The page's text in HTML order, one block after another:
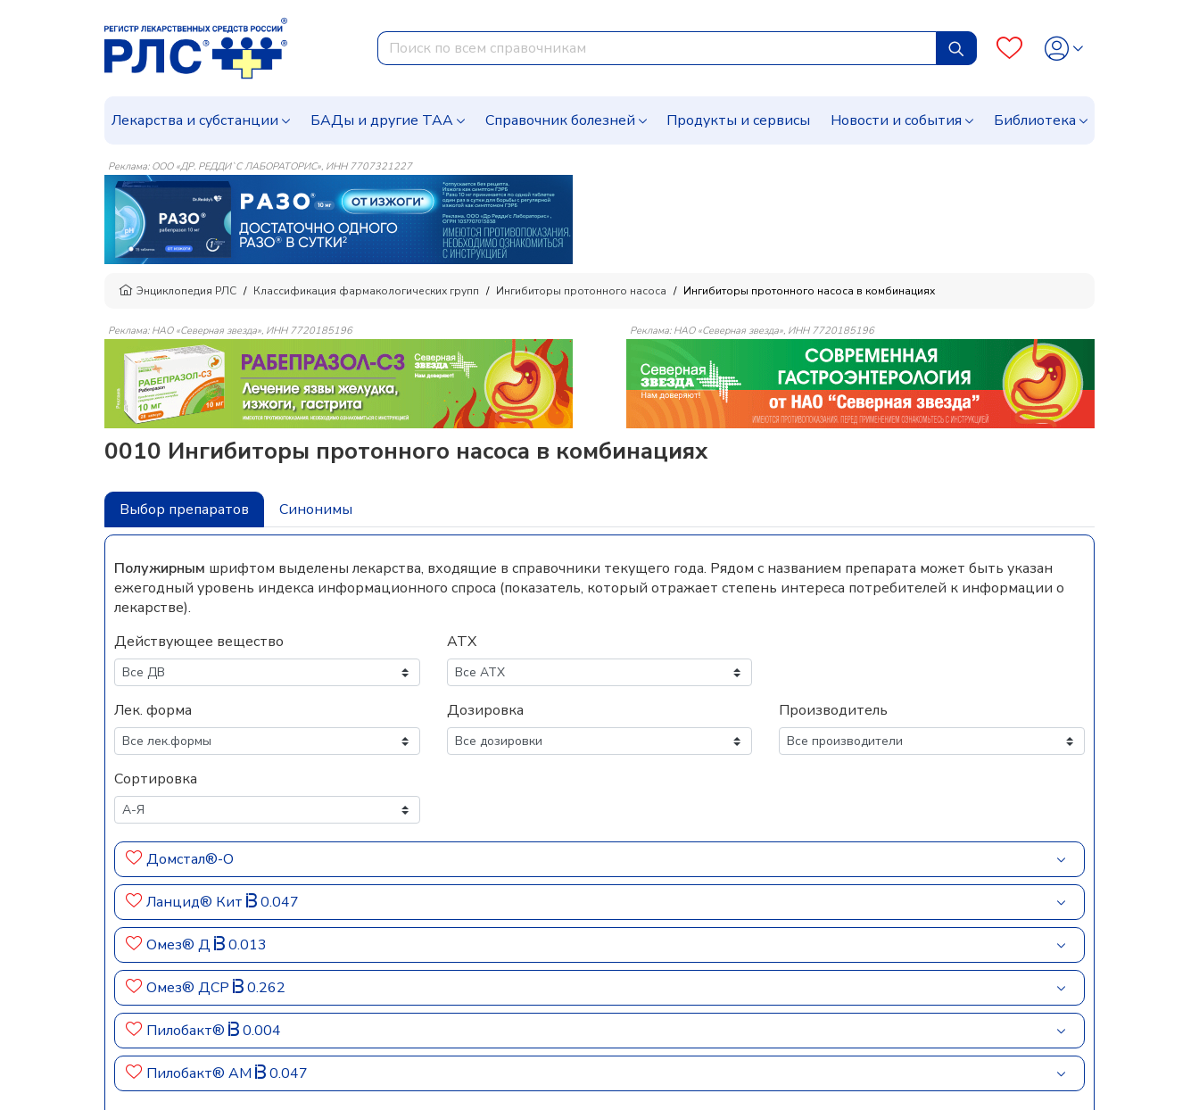
Лекарства и субстанции БАДы и другие ТАА Справочник болезней Продукты и сервисы Новости и события Библиотека
Реклама: ООО «ДР. РЕДДИ`С ЛАБОРАТОРИС», ИНН 7707321227
Энциклопедия РЛС Классификация фармакологических групп Ингибиторы протонного насоса Ингибиторы протонного насоса в комбинациях
Реклама: НАО «Северная звезда», ИНН 7720185196 Реклама: НАО «Северная звезда», ИНН 7720185196
0010 Ингибиторы протонного насоса в комбинациях
Выбор препаратов Синонимы
Полужирным шрифтом выделены лекарства, входящие в справочники текущего года. Рядом с названием препарата может быть указан
ежегодный уровень индекса информационного спроса (показатель, который отражает степень интереса потребителей к информации о
лекарстве).
Действующее вещество
АТХ
Лек. форма Дозировка Производитель
Сортировка
Домстал®-О
Ланцид® Кит 0.047
Омез® Д 0.013
Омез® ДСР 0.262
Пилобакт® 0.004
Пилобакт® АМ 0.047